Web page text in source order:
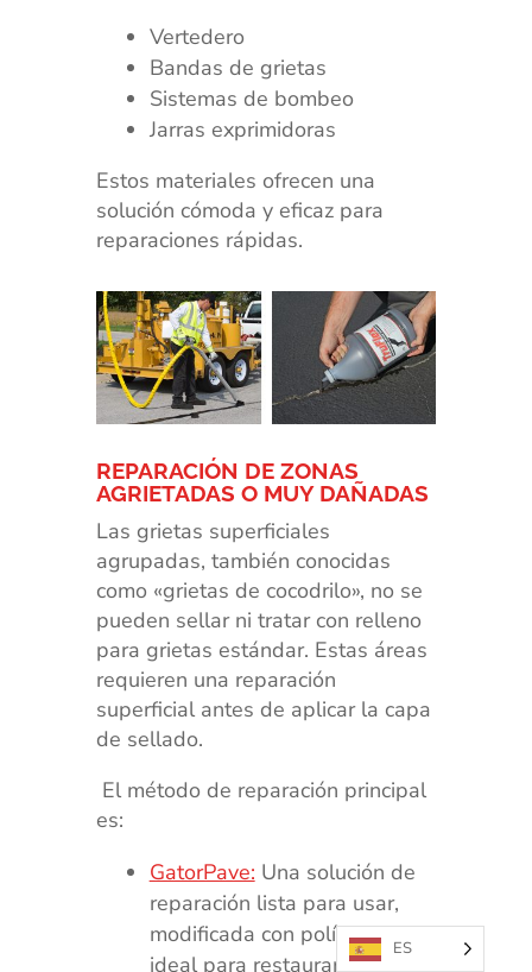
Vertedero
Bandas de grietas
Sistemas de bombeo
Jarras exprimidoras
Estos materiales ofrecen una
solución cómoda y eficaz para
reparaciones rápidas.
REPARACIÓN DE ZONAS
AGRIETADAS O MUY DAÑADAS
Las grietas superficiales
agrupadas, también conocidas
como «grietas de cocodrilo», no se
pueden sellar ni tratar con relleno
para grietas estándar. Estas áreas
requieren una reparación
superficial antes de aplicar la capa
de sellado.
El método de reparación principal
es:
GatorPave: Una solución de
reparación lista para usar,
modificada con polímeros,
ideal para restaurar
ES